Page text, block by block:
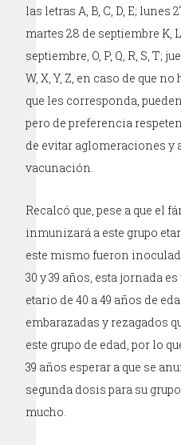
las letras A, B, C, D, E; lunes
martes 28 de septiembre K,
septiembre, O, P, Q, R, S, T;
W, X, Y, Z, en caso de que
que les corresponda,
pero de preferencia
de evitar aglomeraciones y
vacunación.
Recalcó que, pese a que el
inmunizará a este grupo
este mismo fueron
30 y 39 años, esta jornada
etario de 40 a 49 años de
embarazadas y rezagados
este grupo de edad, por lo
39 años esperar a que se
segunda dosis para su
mucho.